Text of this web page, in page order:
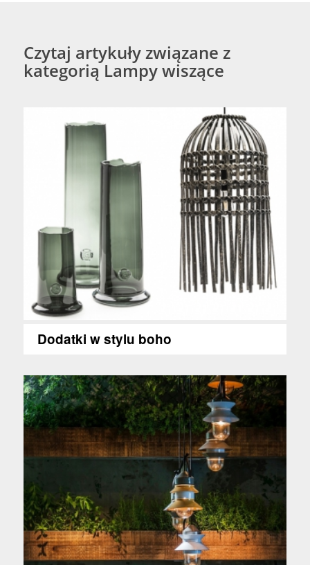
Czytaj artykuły związane z
kategorią Lampy wiszące
Dodatki w stylu boho